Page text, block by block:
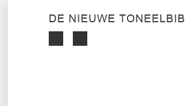
DE NIEUWE